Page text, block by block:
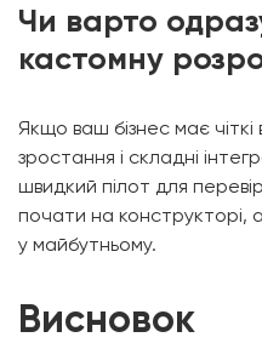
Чи варто
кастомну
Якщо ваш бізнес має чіткі
зростання і складні
швидкий пілот для
почати на
у майбутньому.
Висновок